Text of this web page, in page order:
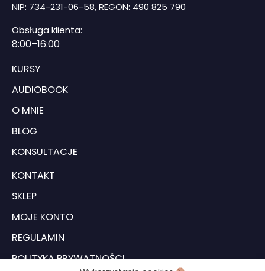
NIP: 734-231-06-58, REGON: 490 825 790
Obsługa klienta:
8:00–16:00
KURSY
AUDIOBOOK
O MNIE
BLOG
KONSULTACJE
KONTAKT
SKLEP
MOJE KONTO
REGULAMIN
POLITYKA PRYWATNOŚCI